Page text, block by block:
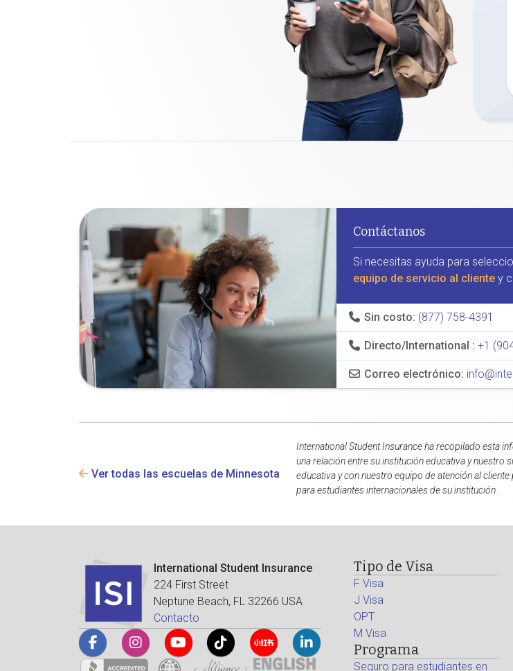
Contáctanos
Si necesitas ayuda para
equipo de servicio al cliente y
Sin costo: (877) 758-4391
Directo/International : +1
Correo electrónico:
Ver todas las escuelas de Minnesota
International Student Insurance ha recopilado esta
una relación entre su institución educativa y
educativa y con nuestro equipo de atención al
para estudiantes internacionales de su institución.
International Student Insurance
224 First Street
Neptune Beach, FL 32266 USA
Contacto
Tipo de Visa
F Visa
J Visa
OPT
M Visa
Programa
Seguro para estudiantes en